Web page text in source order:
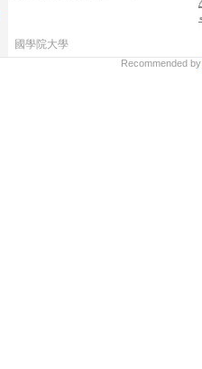
國學院大學
Recommended by